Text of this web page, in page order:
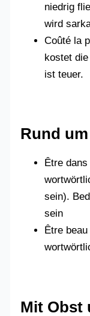
niedrig
wird
Coûté la
kostet
ist teuer.
Rund
Être
sein).
sein
Être
Mit Obst